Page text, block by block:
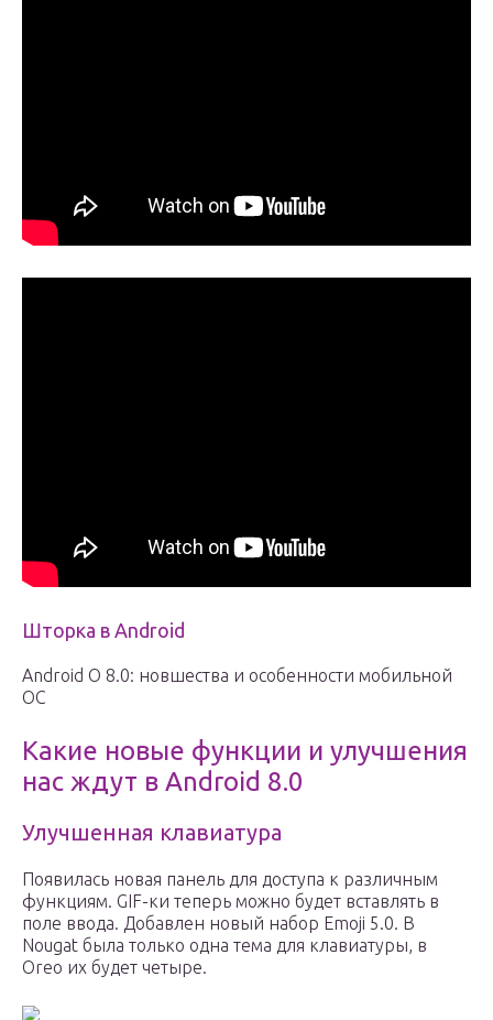
Шторка в Android
Android O 8.0: новшества и особенности мобильной
ОС
Какие новые функции и улучшения
нас ждут в Android 8.0
Улучшенная клавиатура
Появилась новая панель для доступа к различным
функциям. GIF-ки теперь можно будет вставлять в
поле ввода. Добавлен новый набор Emoji 5.0. В
Nougat была только одна тема для клавиатуры, в
Oreo их будет четыре.